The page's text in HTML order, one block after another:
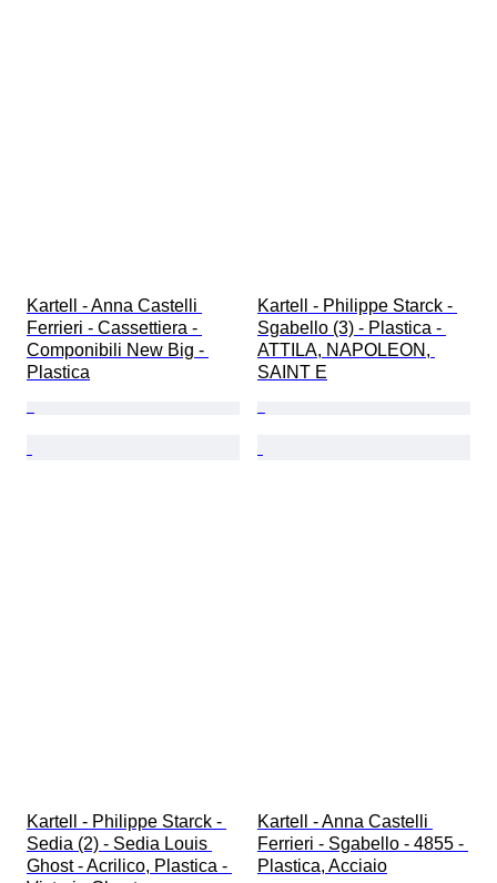
Kartell - Anna Castelli
Ferrieri - Cassettiera -
Componibili New Big -
Plastica
Kartell - Philippe Starck -
Sgabello (3) - Plastica -
ATTILA, NAPOLEON,
SAINT E
Kartell - Philippe Starck -
Sedia (2) - Sedia Louis
Ghost - Acrilico, Plastica -
Kartell - Anna Castelli
Ferrieri - Sgabello - 4855 -
Plastica, Acciaio